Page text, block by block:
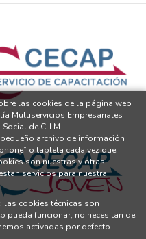
las cookies de la página web
Multiservicios Empresariales
de C-LM
archivo de información
o tableta cada vez que
son nuestras y otras
servicios para nuestra
las cookies técnicas son
pueda funcionar, no necesitan de
activadas por defecto.